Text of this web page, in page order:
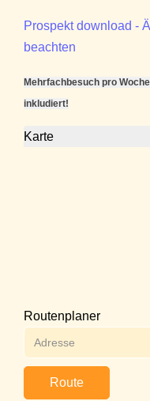
Prospekt download -
beachten
Mehrfachbesuch pro
inkludiert!
Karte
Routenplaner
Route